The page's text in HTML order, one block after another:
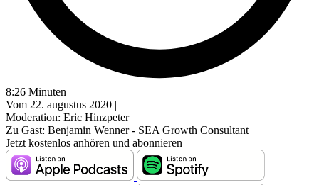
8:26 Minuten |
Vom 22. augustus 2020 |
Moderation: Eric Hinzpeter
Zu Gast: Benjamin Wenner - SEA Growth Consultant
Jetzt kostenlos anhören und abonnieren